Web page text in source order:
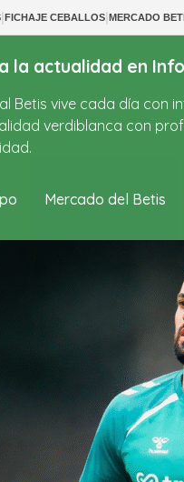
|FICHAJE CEBALLOS|MERCADO
la actualidad en
Betis vive cada día
verdiblanca con
Mercado del Betis